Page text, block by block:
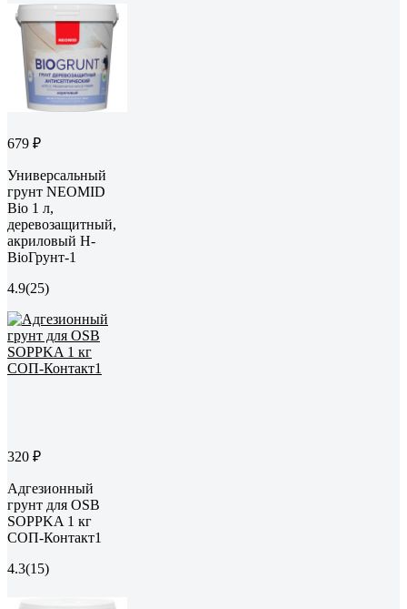
679 ₽
Универсальный
грунт NEOMID
Bio 1 л,
деревозащитный,
акриловый Н-
BioГрунт-1
4.9(25)
320 ₽
Адгезионный
грунт для OSB
SOPPKA 1 кг
СОП-Контакт1
4.3(15)